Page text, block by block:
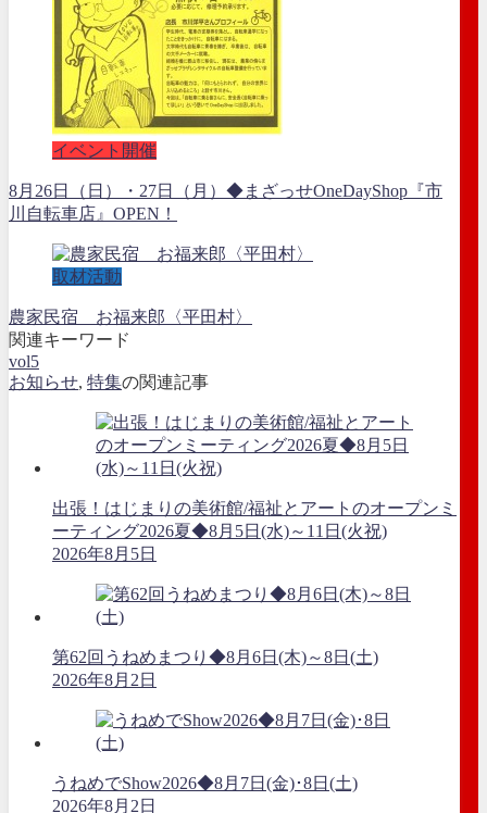
イベント開催
8月26日（日）・27日（月）◆まざっせOneDayShop『市
川自転車店』OPEN！
取材活動
農家民宿 お福来郎〈平田村〉
関連キーワード
vol5
お知らせ, 特集の関連記事
出張！はじまりの美術館/福祉とアートのオープンミ
ーティング2026夏◆8月5日(水)～11日(火祝)
2026年8月5日
第62回うねめまつり◆8月6日(木)～8日(土)
2026年8月2日
うねめでShow2026◆8月7日(金)･8日(土)
2026年8月2日